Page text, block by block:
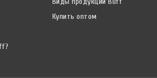
Купить оптом